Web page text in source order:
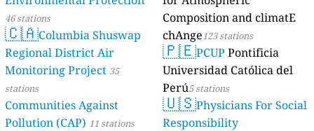
46 stations
🇨🇦Columbia Shuswap
Regional District Air
Monitoring Project 35
stations
Communities Against
Pollution (CAP) 11 stations
Composition and climatE
chAnge123 stations
🇵🇪PCUP Pontificia
Universidad Católica del
Perú5 stations
🇺🇸Physicians For Social
Responsibility